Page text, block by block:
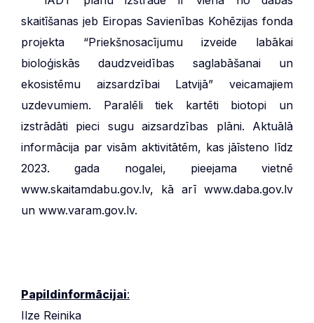
skaitīšanas jeb Eiropas Savienības Kohēzijas fonda
projekta “Priekšnosacījumu izveide labākai
bioloģiskās daudzveidības saglabāšanai un
ekosistēmu aizsardzībai Latvijā” veicamajiem
uzdevumiem. Paralēli tiek kartēti biotopi un
izstrādāti pieci sugu aizsardzības plāni. Aktuālā
informācija par visām aktivitātēm, kas jāīsteno līdz
2023. gada nogalei, pieejama vietnē
www.skaitamdabu.gov.lv, kā arī www.daba.gov.lv
un www.varam.gov.lv.
Papildinformācijai:
Ilze Reinika